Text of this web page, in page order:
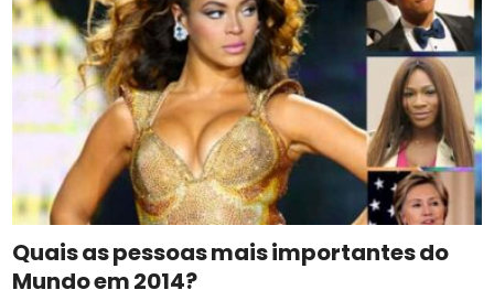
Quais as pessoas mais importantes do
Mundo em 2014?